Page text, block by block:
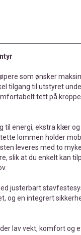
som ønsker
tilgang til utstyret
tett på
til energi, ekstra klær
lommen holder
leveres med to
slik at du enkelt kan
justerbart
og en integrert
lav vekt, komfort og